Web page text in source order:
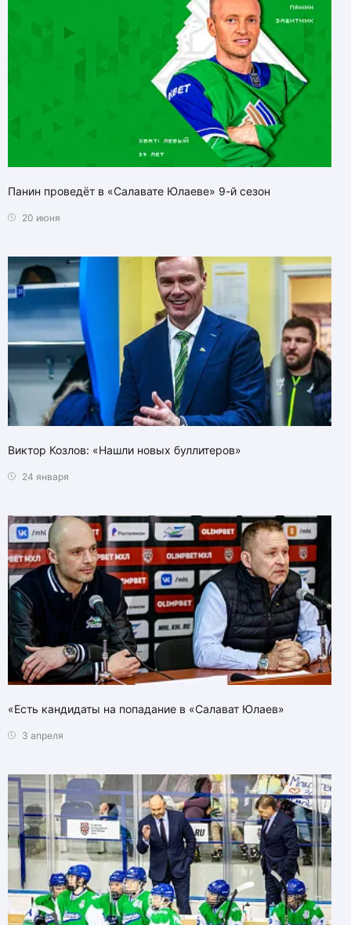
Панин проведёт в «Салавате Юлаеве» 9-й сезон
20 июня
Виктор Козлов: «Нашли новых буллитеров»
24 января
«Есть кандидаты на попадание в «Салават Юлаев»
3 апреля